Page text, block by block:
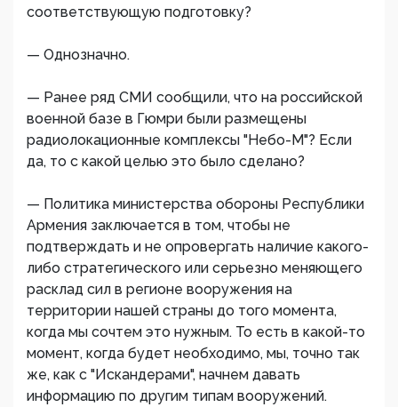
соответствующую подготовку?
— Однозначно.
— Ранее ряд СМИ сообщили, что на российской
военной базе в Гюмри были размещены
радиолокационные комплексы "Небо-М"? Если
да, то с какой целью это было сделано?
— Политика министерства обороны Республики
Армения заключается в том, чтобы не
подтверждать и не опровергать наличие какого-
либо стратегического или серьезно меняющего
расклад сил в регионе вооружения на
территории нашей страны до того момента,
когда мы сочтем это нужным. То есть в какой-то
момент, когда будет необходимо, мы, точно так
же, как с "Искандерами", начнем давать
информацию по другим типам вооружений.